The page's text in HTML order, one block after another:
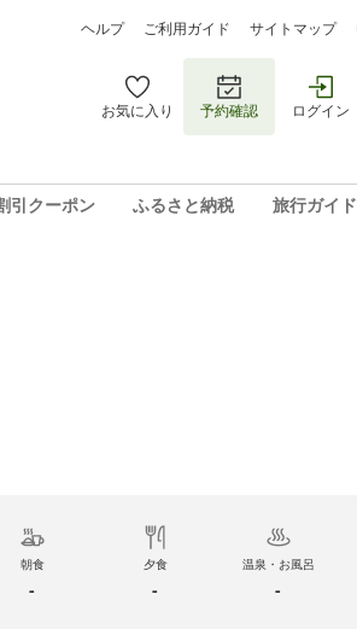
ヘルプ ご利用ガイド サイトマップ
お気に入り 予約確認 ログイン
引クーポン ふるさと納税 旅行ガイド
朝食
-
夕食
-
温泉・お風呂
-